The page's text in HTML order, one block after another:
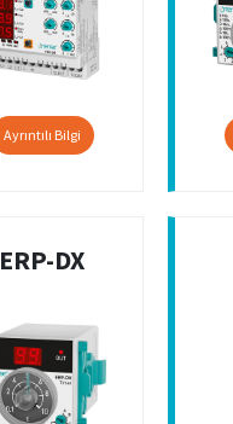
Ayrıntılı Bilgi
ERP-DX